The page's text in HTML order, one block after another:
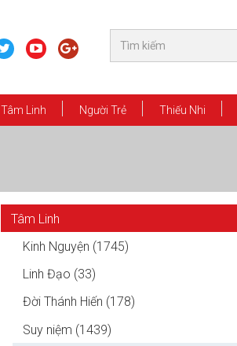
Tâm Linh Người Trẻ Thiếu Nhi
Tâm Linh
Kinh Nguyện (1745)
Linh Đạo (33)
Đời Thánh Hiến (178)
Suy niệm (1439)